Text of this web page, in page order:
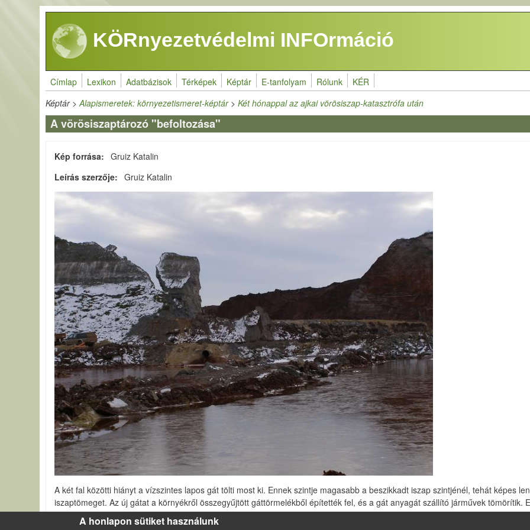
Ugrás a tartalomra
KÖRnyezetvédelmi INFOrmáció
Címlap Lexikon Adatbázisok Térképek Képtár E-tanfolyam Rólunk KÉR
Képtár>Alapismeretek: környezetismeret-képtár>Két hónappal az ajkai vörösiszap-katasztrófa után
A vörösiszaptározó "befoltozása"
Kép forrása
Gruiz Katalin
Leírás szerzője
Gruiz Katalin
A két fal közötti hiányt a vízszintes lapos gát tölti most ki. Ennek szintje magasabb a beszikkadt iszap szintjénél, tehát képes
iszaptömeget. Az új gátat a környékről összegyűjtött gáttörmelékből építették fel, és a gát anyagát szállító járművek tömörítik.
tározóból szabadon távozhassék a folyadék. A szuszpendált vörösiszapot a gát, illetve az alatta elhelyezkedő további,
A honlapon sütiket használunk